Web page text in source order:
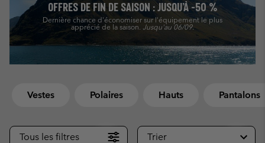
OFFRES DE FIN DE SAISON : JUSQU’À -50 %
Dernière chance d'économiser sur l'équipement le plus
apprécié de la saison. Jusqu'au 06/09.
Vestes Polaires Hauts Pantalons
Tous les filtres Trier